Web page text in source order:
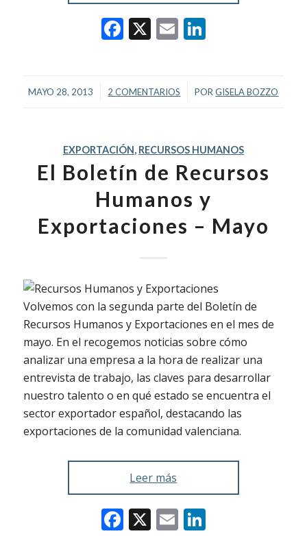
Facebook
X EmailLinkedIn
MAYO 28, 2013
/ 2 COMENTARIOS
/ PORGISELA BOZZO
EXPORTACIÓN, RECURSOS HUMANOS
El Boletín de Recursos
Humanos y
Exportaciones – Mayo
Volvemos con la segunda parte del Boletín de
Recursos Humanos y Exportaciones en el mes de
mayo. En el recogemos noticias sobre cómo
analizar una empresa a la hora de realizar una
entrevista de trabajo, las claves para desarrollar
nuestro talento o en qué estado se encuentra el
sector exportador español, destacando las
exportaciones de la comunidad valenciana.
Leer más
Facebook
X EmailLinkedIn